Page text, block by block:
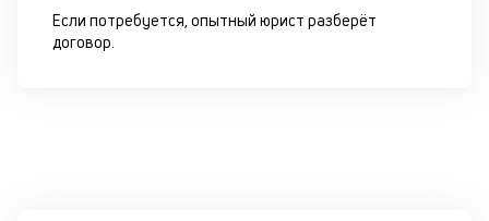
Если потребуется, опытный юрист разберёт
договор.